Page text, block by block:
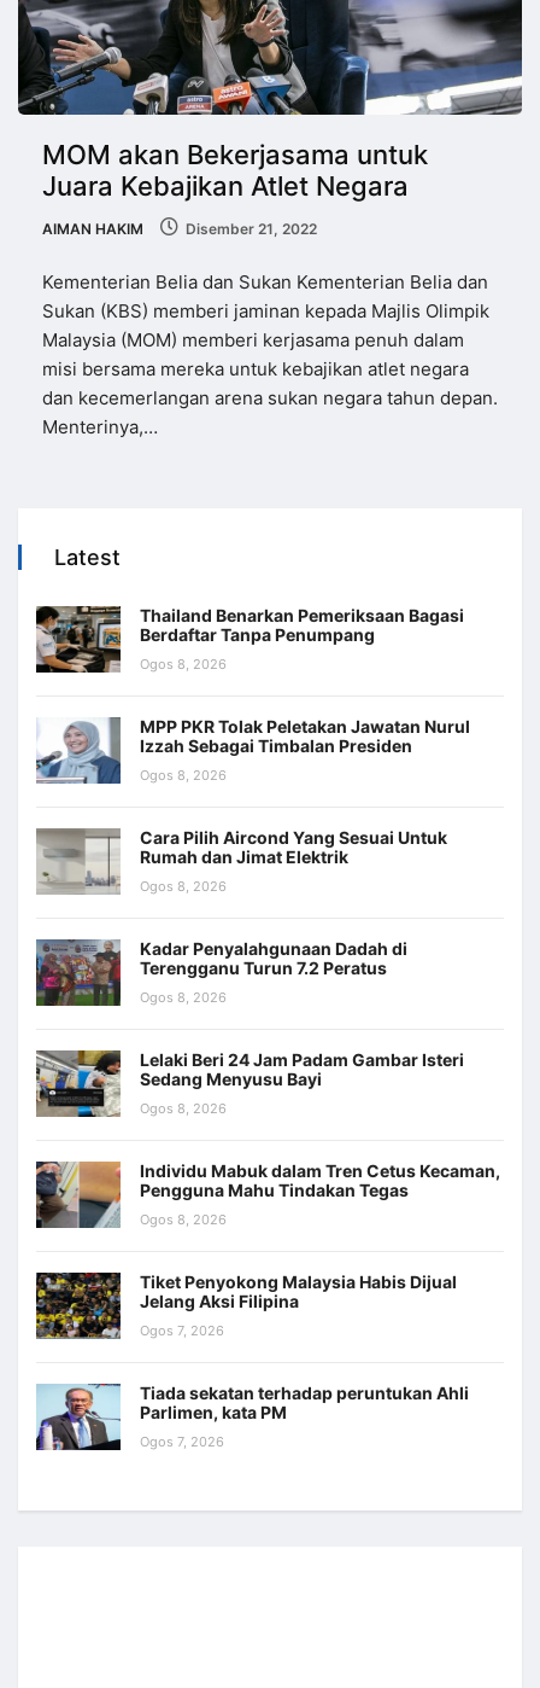
MOM akan Bekerjasama untuk
Juara Kebajikan Atlet Negara
AIMAN HAKIM Disember 21, 2022
Kementerian Belia dan Sukan Kementerian Belia dan
Sukan (KBS) memberi jaminan kepada Majlis Olimpik
Malaysia (MOM) memberi kerjasama penuh dalam
misi bersama mereka untuk kebajikan atlet negara
dan kecemerlangan arena sukan negara tahun depan.
Menterinya,…
Latest
Thailand Benarkan Pemeriksaan Bagasi
Berdaftar Tanpa Penumpang
Ogos 8, 2026
MPP PKR Tolak Peletakan Jawatan Nurul
Izzah Sebagai Timbalan Presiden
Ogos 8, 2026
Cara Pilih Aircond Yang Sesuai Untuk
Rumah dan Jimat Elektrik
Ogos 8, 2026
Kadar Penyalahgunaan Dadah di
Terengganu Turun 7.2 Peratus
Ogos 8, 2026
Lelaki Beri 24 Jam Padam Gambar Isteri
Sedang Menyusu Bayi
Ogos 8, 2026
Individu Mabuk dalam Tren Cetus Kecaman,
Pengguna Mahu Tindakan Tegas
Ogos 8, 2026
Tiket Penyokong Malaysia Habis Dijual
Jelang Aksi Filipina
Ogos 7, 2026
Tiada sekatan terhadap peruntukan Ahli
Parlimen, kata PM
Ogos 7, 2026